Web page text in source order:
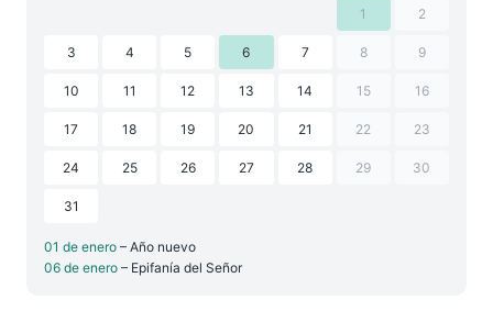
1 2
3 4 5 6 7 8 9
10 11 12 13 14 15 16
17 18 19 20 21 22 23
24 25 26 27 28 29 30
31
01 de enero – Año nuevo
06 de enero – Epifanía del Señor